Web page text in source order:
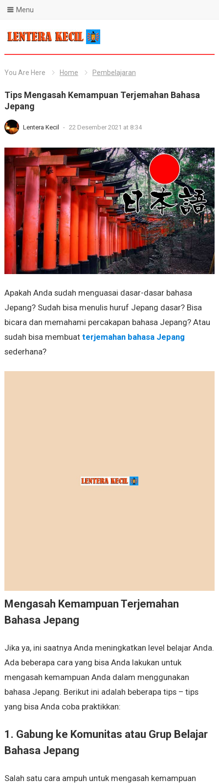
Blog Lentera Kecil
Menu
You Are Here Home Pembelajaran
Tips Mengasah Kemampuan Terjemahan Bahasa
Jepang
Lentera Kecil - 22 Desember 2021 at 8:34
Apakah Anda sudah menguasai dasar-dasar bahasa
Jepang? Sudah bisa menulis huruf Jepang dasar? Bisa
bicara dan memahami percakapan bahasa Jepang? Atau
sudah bisa membuat terjemahan bahasa Jepang
sederhana?
Mengasah Kemampuan Terjemahan
Bahasa Jepang
Jika ya, ini saatnya Anda meningkatkan level belajar Anda.
Ada beberapa cara yang bisa Anda lakukan untuk
mengasah kemampuan Anda dalam menggunakan
bahasa Jepang. Berikut ini adalah beberapa tips – tips
yang bisa Anda coba praktikkan:
1. Gabung ke Komunitas atau Grup Belajar
Bahasa Jepang
Salah satu cara ampuh untuk mengasah kemampuan